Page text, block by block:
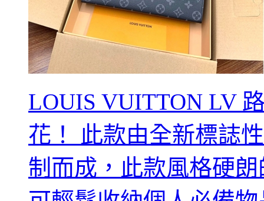
LOUIS VUITTON LV
花！ 此款由全新標誌
制而成，此款風格硬朗